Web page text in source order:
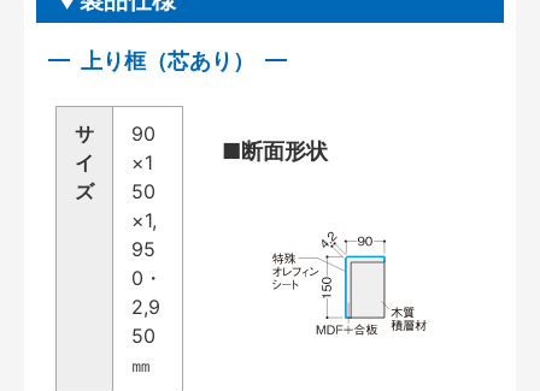
上り框（芯あり）
サ
イ
ズ
90
×1
50
×1,
95
0・
2,9
50
㎜
■断面形状